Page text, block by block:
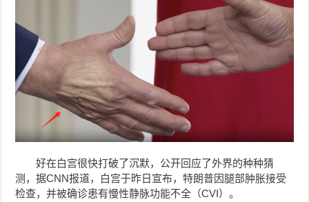
好在白宫很快打破了沉默，公开回应了外界的种种猜
测，据CNN报道，白宫于昨日宣布，特朗普因腿部肿胀接受
检查，并被确诊患有慢性静脉功能不全（CVI）。